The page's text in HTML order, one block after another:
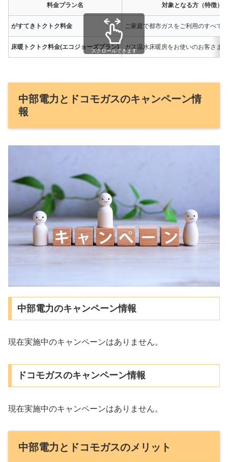
料金プラン名 対象となる方（特徴）
がすてきトクトク料金 ご家庭で都市ガスをご利用のすべて
床暖トクトク料金(エコジョーズプラン) ガス温水床暖房をお使いのお客さま
スクロールできます
中部電力とドコモガスのキャンペーン情
報
中部電力のキャンペーン情報
現在実施中のキャンペーンはありません。
ドコモガスのキャンペーン情報
現在実施中のキャンペーンはありません。
中部電力とドコモガスのメリット